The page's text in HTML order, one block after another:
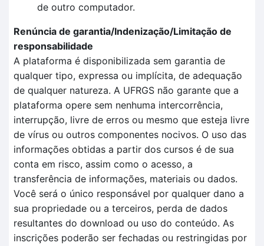
de outro computador.
Renúncia de garantia/Indenização/Limitação de
responsabilidade
A plataforma é disponibilizada sem garantia de
qualquer tipo, expressa ou implícita, de adequação
de qualquer natureza. A UFRGS não garante que a
plataforma opere sem nenhuma intercorrência,
interrupção, livre de erros ou mesmo que esteja livre
de vírus ou outros componentes nocivos. O uso das
informações obtidas a partir dos cursos é de sua
conta em risco, assim como o acesso, a
transferência de informações, materiais ou dados.
Você será o único responsável por qualquer dano a
sua propriedade ou a terceiros, perda de dados
resultantes do download ou uso do conteúdo. As
inscrições poderão ser fechadas ou restringidas por